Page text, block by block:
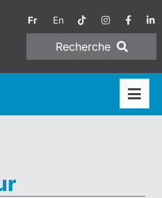
Fr En
Recherche